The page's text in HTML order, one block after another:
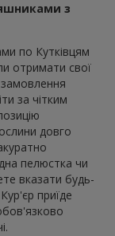
з
по Кутківцям
отримати свої
за чітким
довго
пелюстка чи
вказати будь-
приїде